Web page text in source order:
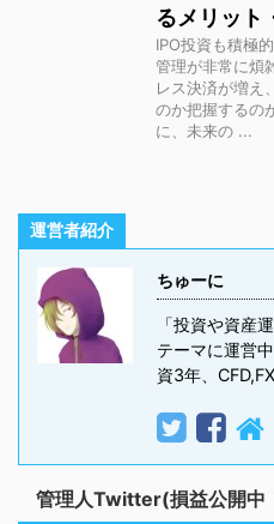
るメリット
IPO投資も積極
管理が非常に煩
レス決済が増え
のか把握するの
に、未来の ...
運営者紹介
ちゅーに
「投資や資産
テーマに運営
資3年、
管理人Twitter(損益公開中